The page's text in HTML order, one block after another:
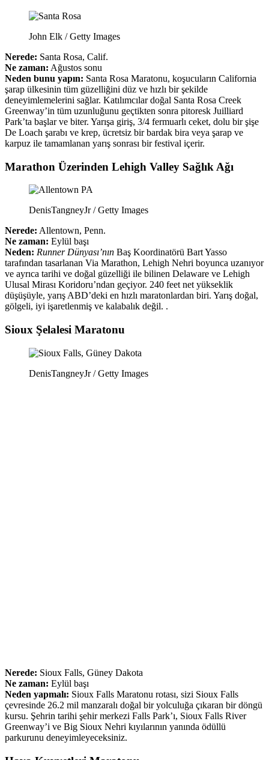
John Elk / Getty Images
Nerede: Santa Rosa, Calif.
Ne zaman: Ağustos sonu
Neden bunu yapın: Santa Rosa Maratonu, koşucuların California
şarap ülkesinin tüm güzelliğini düz ve hızlı bir şekilde
deneyimlemelerini sağlar. Katılımcılar doğal Santa Rosa Creek
Greenway’in tüm uzunluğunu geçtikten sonra pitoresk Juilliard
Park’ta başlar ve biter. Yarışa giriş, 3/4 fermuarlı ceket, dolu bir şişe
De Loach şarabı ve krep, ücretsiz bir bardak bira veya şarap ve
karpuz ile tamamlanan yarış sonrası bir festival içerir.
Marathon Üzerinden Lehigh Valley Sağlık Ağı
DenisTangneyJr / Getty Images
Nerede: Allentown, Penn.
Ne zaman: Eylül başı
Neden: Runner Dünyası’nın Baş Koordinatörü Bart Yasso
tarafından tasarlanan Via Marathon, Lehigh Nehri boyunca uzanıyor
ve ayrıca tarihi ve doğal güzelliği ile bilinen Delaware ve Lehigh
Ulusal Mirası Koridoru’ndan geçiyor. 240 feet net yükseklik
düşüşüyle, yarış ABD’deki en hızlı maratonlardan biri. Yarış doğal,
gölgeli, iyi işaretlenmiş ve kalabalık değil. .
Sioux Şelalesi Maratonu
DenisTangneyJr / Getty Images
Nerede: Sioux Falls, Güney Dakota
Ne zaman: Eylül başı
Neden yapmalı: Sioux Falls Maratonu rotası, sizi Sioux Falls
çevresinde 26.2 mil manzaralı doğal bir yolculuğa çıkaran bir döngü
kursu. Şehrin tarihi şehir merkezi Falls Park’ı, Sioux Falls River
Greenway’i ve Big Sioux Nehri kıyılarının yanında ödüllü
parkurunu deneyimleyeceksiniz.